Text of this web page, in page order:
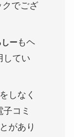
クでござ
ーもヘ
してい
しなく
コミ
があり